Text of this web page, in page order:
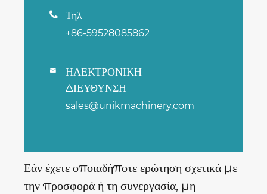
 Τηλ
+86-59528085862

ΗΛΕΚΤΡΟΝΙΚΗ
ΔΙΕΥΘΥΝΣΗ
sales@unikmachinery.com
Εάν έχετε οποιαδήποτε ερώτηση σχετικά με
την προσφορά ή τη συνεργασία, μη